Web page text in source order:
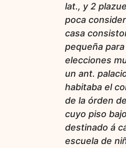
lat., y 2
poca
casa
pequeña para
elecciones
un ant.
habitaba el
de la órden
cuyo piso
destinado á
escuela de